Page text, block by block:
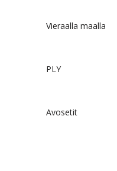
Vieraalla maalla
PLY
Avosetit